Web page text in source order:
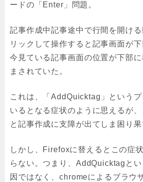
ードの「Enter」問題。
記事作成中記事途中で行間を開け
リックして操作すると記事画面が下
今見ている記事画面の位置が下部
まされていた。
これは、「AddQuicktag」という
いるとなる症状のように思えるが
と記事作成に支障が出てしま困り果
しかし、Firefoxに替えるとこの症
らない。つまり、AddQuicktagと
因ではなく、chromeによるブラウ